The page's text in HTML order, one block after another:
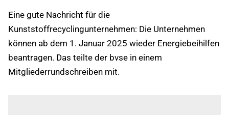
Eine gute Nachricht für die
Kunststoffrecyclingunternehmen: Die Unternehmen
können ab dem 1. Januar 2025 wieder Energiebeihilfen
beantragen. Das teilte der bvse in einem
Mitgliederrundschreiben mit.